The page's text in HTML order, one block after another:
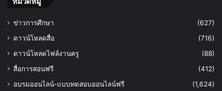
ข่าวการศึกษา
(627)
ดาวน์โหลดสื่อ
(716)
ดาวน์โหลดไฟล์งานครู
(88)
สื่อการสอนฟรี
(412)
อบรมออนไลน์-แบบทดสอบออนไลน์ฟรี
(1,624)